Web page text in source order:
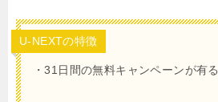
U-NEXTの特徴
・31日間の無料キャンペーンが有る